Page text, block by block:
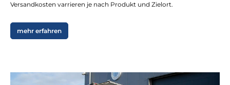
Versandkosten varrieren je nach Produkt und Zielort.
mehr erfahren